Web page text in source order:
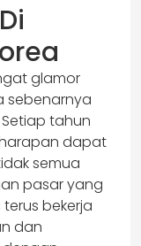
glamor
sebenarnya
tahun
dapat
semua
pasar yang
bekerja
dan